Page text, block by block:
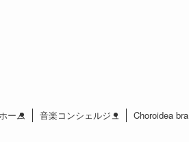
ーム 音楽コンシェルジュ Choroidea